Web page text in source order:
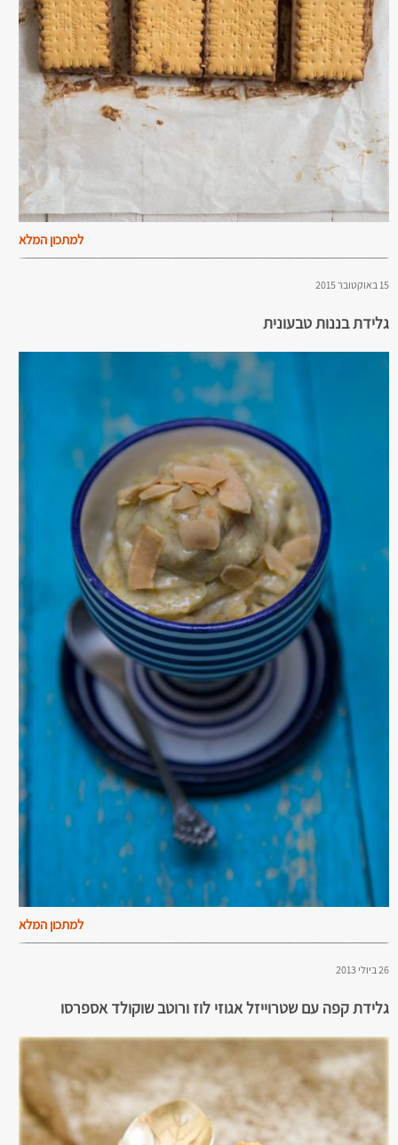
למתכון המלא
15 באוקטובר 2015
גלידת בננות טבעונית
למתכון המלא
26 ביולי 2013
גלידת קפה עם שטרוייזל אגוזי לוז ורוטב שוקולד אספרסו